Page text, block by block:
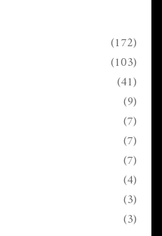
(172)
(103)
(41)
(9)
(7)
(7)
(7)
(4)
(3)
(3)